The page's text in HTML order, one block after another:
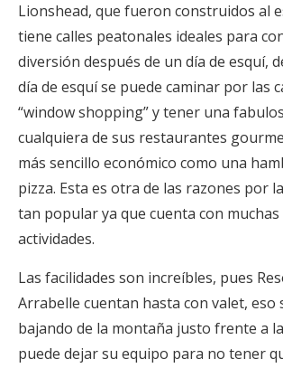
Lionshead, que fueron construidos al
tiene calles peatonales ideales para
diversión después de un día de esquí,
día de esquí se puede caminar por las
“window shopping” y tener una
cualquiera de sus restaurantes
más sencillo económico como una
pizza. Esta es otra de las razones por
tan popular ya que cuenta con
actividades.
Las facilidades son increíbles, pues
Arrabelle cuentan hasta con valet, eso
bajando de la montaña justo frente a
puede dejar su equipo para no tener